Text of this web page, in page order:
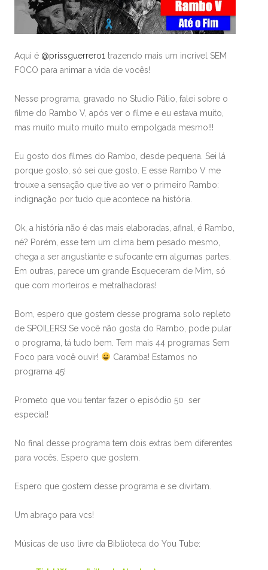
Aqui é @prissguerrero1 trazendo mais um incrível SEM
FOCO para animar a vida de vocês!
Nesse programa, gravado no Studio Pálio, falei sobre o
filme do Rambo V, após ver o filme e eu estava muito,
mas muito muito muito muito empolgada mesmo!!!
Eu gosto dos filmes do Rambo, desde pequena. Sei lá
porque gosto, só sei que gosto. E esse Rambo V me
trouxe a sensação que tive ao ver o primeiro Rambo:
indignação por tudo que acontece na história.
Ok, a história não é das mais elaboradas, afinal, é Rambo,
né? Porém, esse tem um clima bem pesado mesmo,
chega a ser angustiante e sufocante em algumas partes.
Em outras, parece um grande Esqueceram de Mim, só
que com morteiros e metralhadoras!
Bom, espero que gostem desse programa solo repleto
de SPOILERS! Se você não gosta do Rambo, pode pular
o programa, tá tudo bem. Tem mais 44 programas Sem
Foco para você ouvir!
Caramba! Estamos no
programa 45!
Prometo que vou tentar fazer o episódio 50 ser
especial!
No final desse programa tem dois extras bem diferentes
para vocês. Espero que gostem.
Espero que gostem desse programa e se divirtam.
Um abraço para vcs!
Músicas de uso livre da Biblioteca do You Tube: